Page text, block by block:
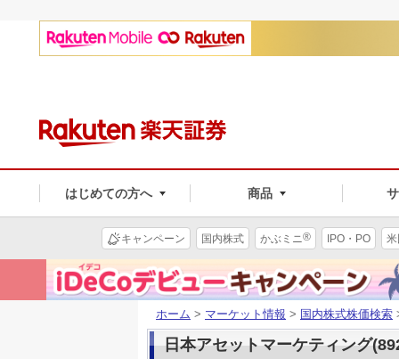
はじめての方へ 商品
キャンペーン 国内株式 かぶミニ® IPO・PO
ホーム > マーケット情報 > 国内株式株価検索
日本アセットマーケティング